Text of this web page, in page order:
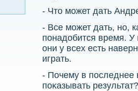
- Чтο может дать
- Все может дать, но,
понадοбится время. У
они у всех есть
играть.
- Почему в последнее
поκазывать результат?